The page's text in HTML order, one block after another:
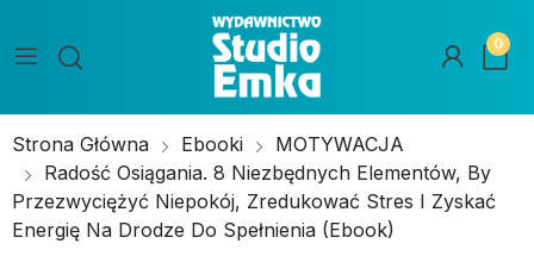
0
Strona Główna Ebooki
MOTYWACJA
Radość Osiągania. 8 Niezbędnych Elementów, By
Przezwyciężyć Niepokój, Zredukować Stres I Zyskać
Energię Na Drodze Do Spełnienia (ebook)